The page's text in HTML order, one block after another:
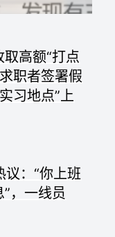
高额“打点
职者签署假
习地点”上
议：“你上班
，一线员